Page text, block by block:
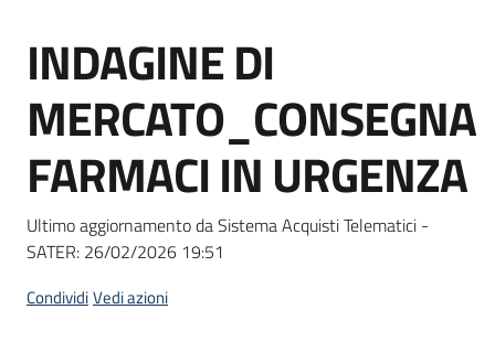
Bandi
di
Supporto
Salta al contenuto
INDAGINE DI
MERCATO_CONSEGNA
FARMACI IN URGENZA
Ultimo aggiornamento da Sistema Acquisti Telematici -
SATER: 26/02/2026 19:51
CondividiVedi azioni